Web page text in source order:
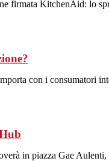
firmata KitchenAid: lo
con i consumatori
in piazza Gae